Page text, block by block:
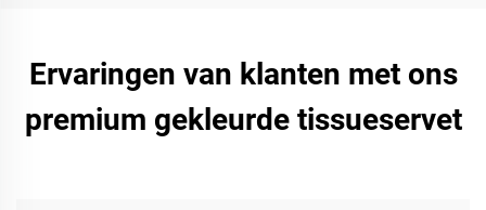
Ervaringen van klanten met ons
premium gekleurde tissueservet